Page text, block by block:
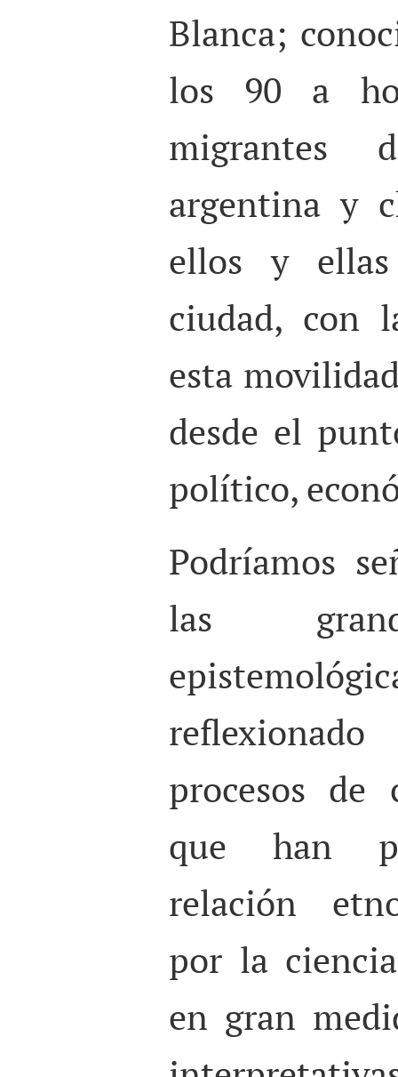
Blanca;
los 90 a
migrantes
argentina y
ellos y
ciudad, con
esta
desde el
político,
Podríamos
las
procesos de
que han
relación
por la
en gran